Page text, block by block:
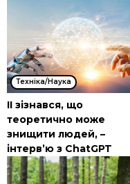
Техніка/Наука
ІІ зізнався, що
теоретично може
знищити людей, –
інтерв’ю з ChatGPT